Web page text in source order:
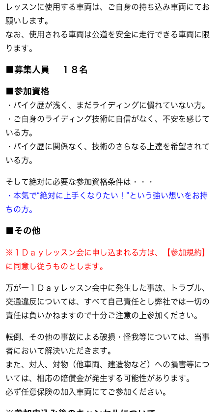
レッスンに使用する車両は、ご自身の持ち込み車両にてお
願いします。
なお、使用される車両は公道を安全に走行できる車両に限
ります。
■募集人員 １８名
■参加資格
・バイク歴が浅く、まだライディングに慣れていない方。
・ご自身のライディング技術に自信がなく、不安を感じて
いる方。
・バイク歴に関係なく、技術のさらなる上達を希望されて
いる方。
そして絶対に必要な参加資格条件は・・・
・本気で“絶対に上手くなりたい！”という強い想いをお持
ちの方。
■その他
※１Ｄａｙレッスン会に申し込まれる方は、【参加規約】
に同意し従うものとします。
万が一１Ｄａｙレッスン会中に発生した事故、トラブル、
交通違反については、すべて自己責任とし弊社では一切の
責任は負いかねますので十分ご注意の上参加ください。
転倒、その他の事故による破損・怪我等については、当事
者において解決いただきます。
また、対人、対物（他車両、建造物など）への損害等につ
いては、相応の賠償金が発生する可能性があります。
必ず任意保険の加入車両にてご参加ください。